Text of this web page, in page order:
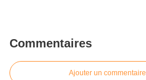
Commentaires
Ajouter un commentaire